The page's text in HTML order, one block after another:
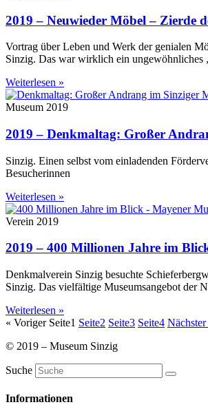
2019 – Neuwieder Möbel – Zierde
Vortrag über Leben und Werk der genialen
Sinzig. Das war wirklich ein ungewöhnliches
Weiterlesen »
Museum 2019
2019 – Denkmaltag: Großer
Sinzig. Einen selbst vom einladenden
Besucherinnen
Weiterlesen »
Verein 2019
2019 – 400 Millionen Jahre im
Denkmalverein Sinzig besuchte
Sinzig. Das vielfältige Museumsangebot der
Weiterlesen »
« Voriger Seite1 Seite2 Seite3 Seite4 Nächster
© 2019 – Museum Sinzig
Suche
Informationen